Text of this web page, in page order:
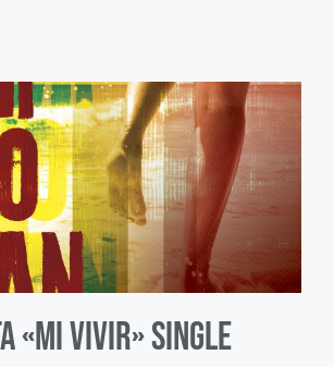
«Mi Vivir» Single